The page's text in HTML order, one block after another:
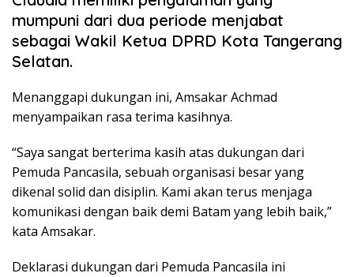
mumpuni dari dua periode menjabat
sebagai Wakil Ketua DPRD Kota Tangerang
Selatan.
Menanggapi dukungan ini, Amsakar Achmad
menyampaikan rasa terima kasihnya.
“Saya sangat berterima kasih atas dukungan dari
Pemuda Pancasila, sebuah organisasi besar yang
dikenal solid dan disiplin. Kami akan terus menjaga
komunikasi dengan baik demi Batam yang lebih baik,”
kata Amsakar.
Deklarasi dukungan dari Pemuda Pancasila ini